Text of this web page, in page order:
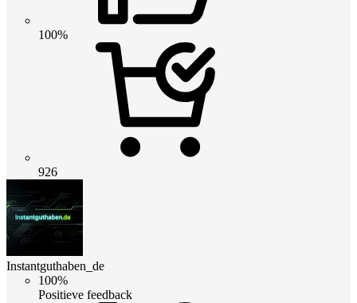
100%
926
Instantguthaben_de
100%
Positieve feedback